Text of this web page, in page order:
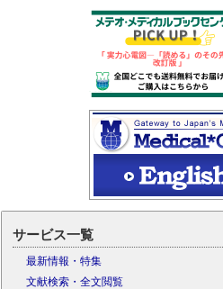
サービス一覧
最新情報・特集
文献検索・全文閲覧